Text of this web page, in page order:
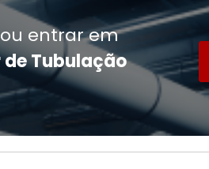
entrar em
Tubulação